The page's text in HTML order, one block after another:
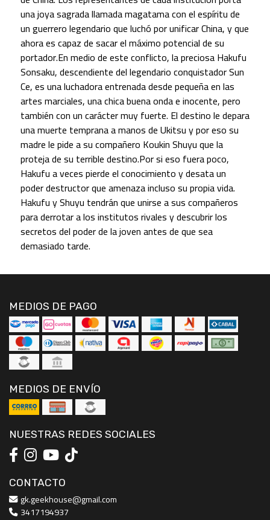
una joya sagrada llamada magatama con el espíritu de
un guerrero legendario que luchó por unificar China, y que
ahora es capaz de sacar el máximo potencial de su
portador.En medio de este conflicto, la preciosa Hakufu
Sonsaku, descendiente del legendario conquistador Sun
Ce, es una luchadora entrenada desde pequeña en las
artes marciales, una chica buena onda e inocente, pero
también con un carácter muy fuerte. El destino le depara
una muerte temprana a manos de Ukitsu y por eso su
madre le pide a su compañero Koukin Shuyu que la
proteja de su terrible destino.Por si eso fuera poco,
Hakufu a veces pierde el conocimiento y desata un
poder destructor que amenaza incluso su propia vida.
Hakufu y Shuyu tendrán que unirse a sus compañeros
para derrotar a los institutos rivales y descubrir los
secretos del poder de la joven antes de que sea
demasiado tarde.
MEDIOS DE PAGO
MEDIOS DE ENVÍO
NUESTRAS REDES SOCIALES
CONTACTO
gk.geekhouse@gmail.com
3417194937